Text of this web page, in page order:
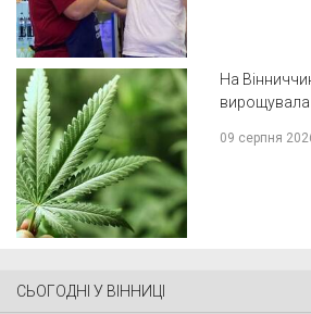
На
09 серпня
СЬОГОДНІ У ВІННИЦІ